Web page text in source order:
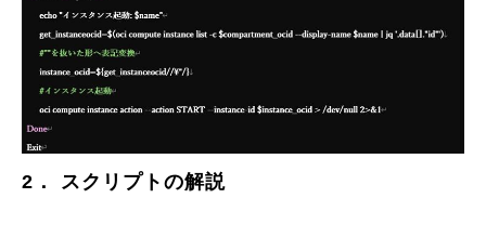
2． スクリプトの解説